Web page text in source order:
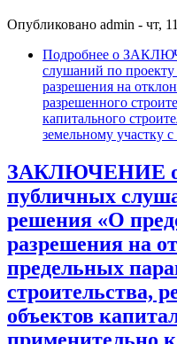
Опубликовано admin - чт,
Подробнее о
слушаний по
разрешения на
разрешенного
капитального
земельному участку с
ЗАКЛЮЧЕНИЕ о
публичных
решения «О
разрешения на
предельных
строительства,
объектов